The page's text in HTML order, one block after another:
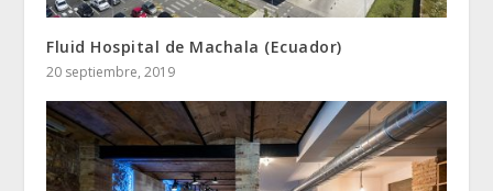
Fluid Hospital de Machala (Ecuador)
20 septiembre, 2019